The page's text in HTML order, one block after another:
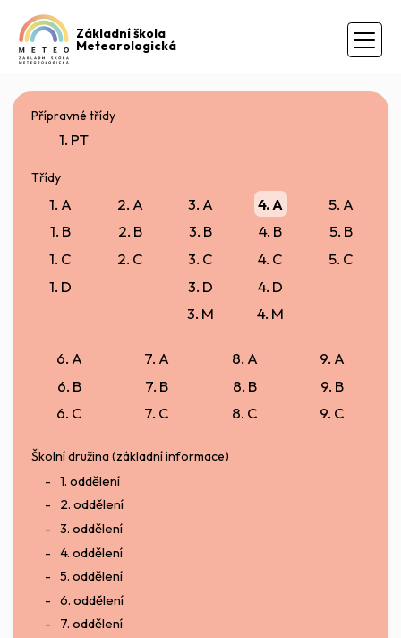
Základní škola
Meteorologická
Přípravné třídy
1. PT
Třídy
1. A
1. B
1. C
1. D
2. A
2. B
2. C
3. A
3. B
3. C
3. D
3. M
4. A
4. B
4. C
4. D
4. M
5. A
5. B
5. C
6. A
6. B
6. C
7. A
7. B
7. C
8. A
8. B
8. C
9. A
9. B
9. C
Školní družina (základní informace)
1. oddělení
2. oddělení
3. oddělení
4. oddělení
5. oddělení
6. oddělení
7. oddělení